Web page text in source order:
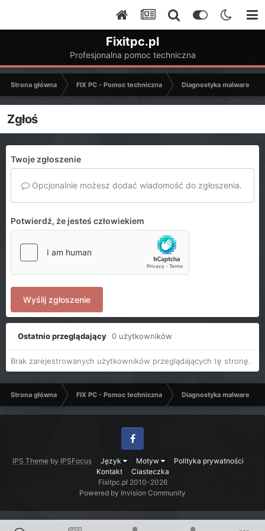
Fixitpc.pl
Profesjonalna pomoc techniczna
Strona główna FIX PC - Pomoc techniczna Diagnostyka malware -
Zgłoś
Twoje zgłoszenie
Opcjonalnie możesz dodać wiadomość do zgłoszenia.
Potwierdź, że jesteś człowiekiem
Wyślij zgłoszenie
Ostatnio przeglądający 0 użytkowników
Brak zarejestrowanych użytkowników przeglądających tę stronę.
Strona główna FIX PC - Pomoc techniczna Diagnostyka malware -
IPS Theme by IPSFocus Język Motyw
Polityka prywatności
Kontakt
Ciasteczka
Facebook
Fixitpc.pl 2010-2026
Powered by Invision Community